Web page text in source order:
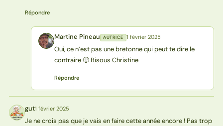
Répondre
MP Martine Pineau AUTRICE 1 février 2025
Oui, ce n’est pas une bretonne qui peut te dire le
contraire 🙂 Bisous Christine
Répondre
G gut1 février 2025
Je ne crois pas que je vais en faire cette année encore ! Pas trop